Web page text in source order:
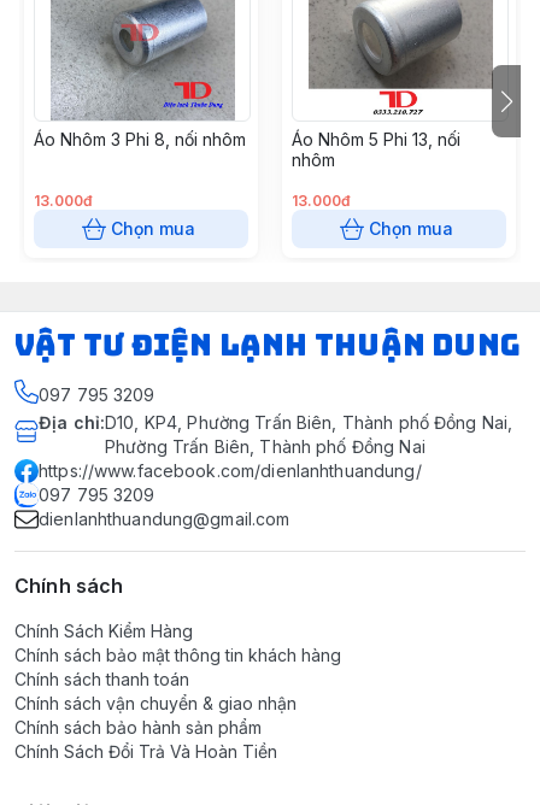
Áo Nhôm 3 Phi 8, nối nhôm
13.000đ
Chọn mua
Áo Nhôm 5 Phi 13, nối
nhôm
13.000đ
Chọn mua
VẬT TƯ ĐIỆN LẠNH THUẬN DUNG
097 795 3209
Địa chỉ:D10, KP4, Phường Trấn Biên, Thành phố Đồng Nai,
Phường Trấn Biên, Thành phố Đồng Nai
https://www.facebook.com/dienlanhthuandung/
097 795 3209
dienlanhthuandung@gmail.com
Chính sách
Chính Sách Kiểm Hàng
Chính sách bảo mật thông tin khách hàng
Chính sách thanh toán
Chính sách vận chuyển & giao nhận
Chính sách bảo hành sản phẩm
Chính Sách Đổi Trả Và Hoàn Tiền